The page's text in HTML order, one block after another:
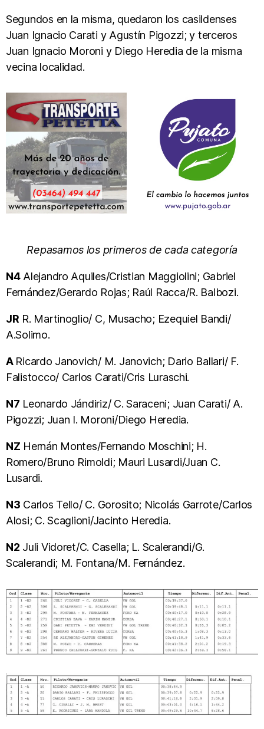
Segundos en la misma, quedaron los casildenses
Juan Ignacio Carati y Agustín Pigozzi; y terceros
Juan Ignacio Moroni y Diego Heredia de la misma
vecina localidad.
Repasamos los primeros de cada categoría
N4Alejandro Aquiles/Cristian Maggiolini; Gabriel
Fernández/Gerardo Rojas; Raúl Racca/R. Balbozi.
JR R. Martinoglio/ C, Musacho; Ezequiel Bandi/
A.Solimo.
A Ricardo Janovich/ M. Janovich; Dario Ballari/ F.
Falistocco/ Carlos Carati/Cris Luraschi.
N7 Leonardo Jándiriz/ C. Saraceni; Juan Carati/ A.
Pigozzi; Juan I. Moroni/Diego Heredia.
NZ Hernán Montes/Fernando Moschini; H.
Romero/Bruno Rimoldi; Mauri Lusardi/Juan C.
Lusardi.
N3 Carlos Tello/ C. Gorosito; Nicolás Garrote/Carlos
Alosi; C. Scaglioni/Jacinto Heredia.
N2 Juli Vidoret/C. Casella; L. Scalerandi/G.
Scalerandi; M. Fontana/M. Fernández.